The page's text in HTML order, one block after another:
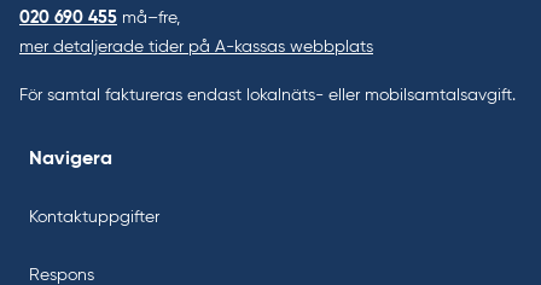
020 690 455 må–fre,
mer detaljerade tider på A-kassas webbplats
För samtal faktureras endast lokalnäts- eller mobilsamtalsavgift.
Navigera
Kontaktuppgifter
Respons